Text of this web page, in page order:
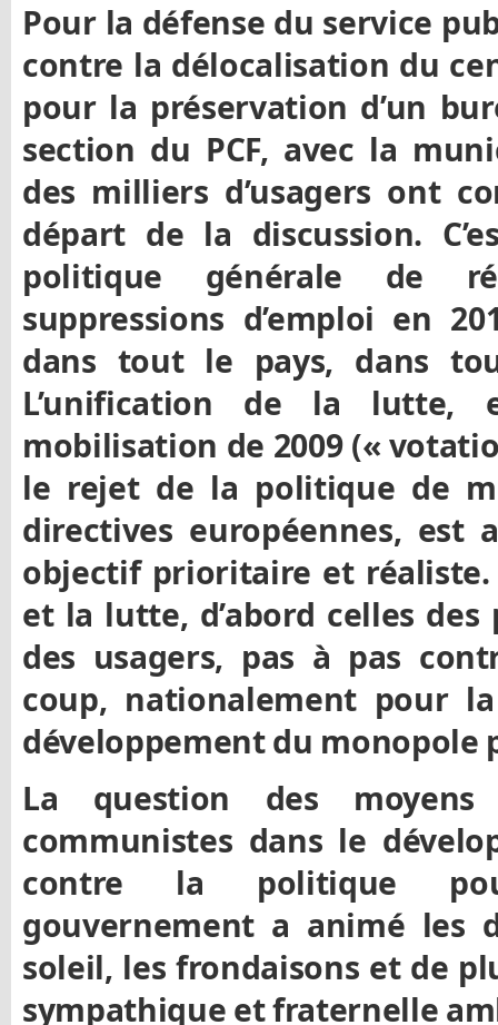
Pour la défense du service
contre la délocalisation du
pour la préservation d’un
section du PCF, avec la
des milliers d’usagers ont
départ de la discussion.
politique générale de
suppressions d’emploi en
dans tout le pays, dans
L’unification de la
mobilisation de 2009 («
le rejet de la politique de
directives européennes, est
objectif prioritaire et
et la lutte, d’abord celles des
des usagers, pas à pas
coup, nationalement pour
développement du monopole
La question des
communistes dans le
contre la politique
gouvernement a animé les
soleil, les frondaisons et de
sympathique et fraternelle